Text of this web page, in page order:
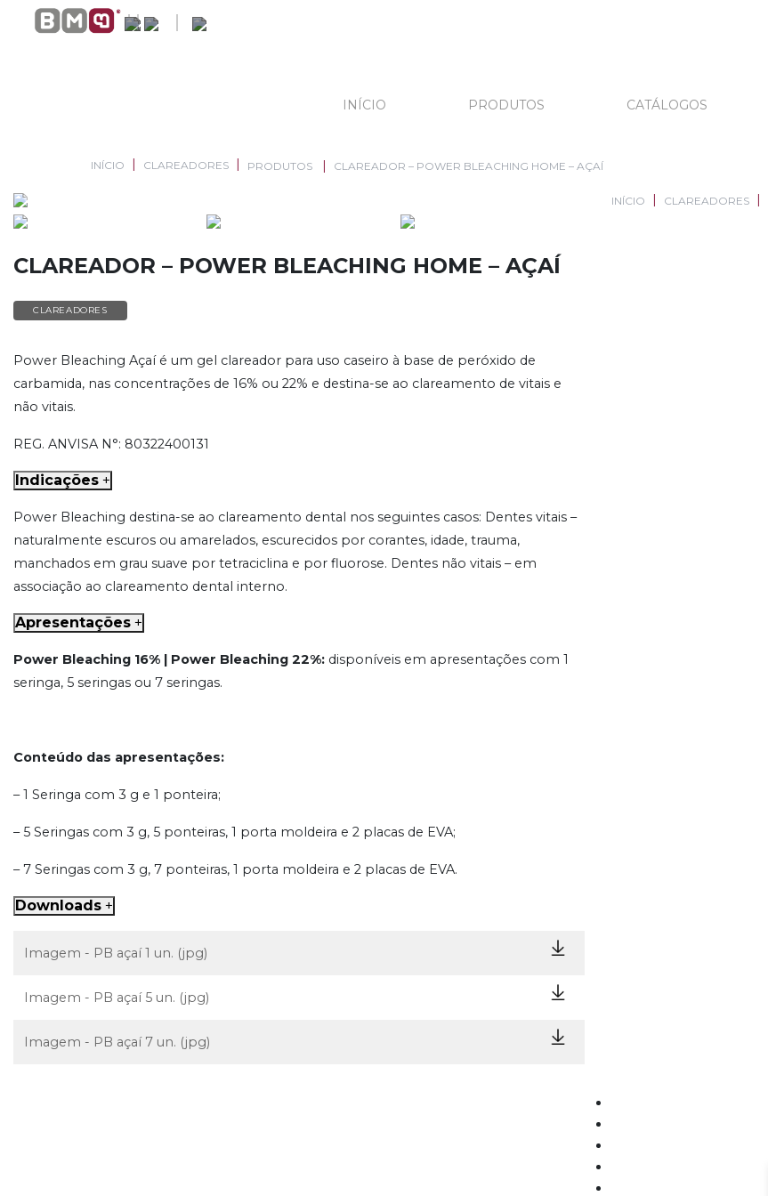
INÍCIO PRODUTOS CATÁLOGOS
INÍCIO CLAREADORES PRODUTOS CLAREADOR – POWER BLEACHING HOME – AÇAÍ
INÍCIO CLAREADORES
CLAREADOR – POWER BLEACHING HOME – AÇAÍ
CLAREADORES
Power Bleaching Açaí é um gel clareador para uso caseiro à base de peróxido de
carbamida, nas concentrações de 16% ou 22% e destina-se ao clareamento de vitais e
não vitais.
REG. ANVISA N°: 80322400131
Indicações +
Power Bleaching destina-se ao clareamento dental nos seguintes casos: Dentes vitais –
naturalmente escuros ou amarelados, escurecidos por corantes, idade, trauma,
manchados em grau suave por tetraciclina e por fluorose. Dentes não vitais – em
associação ao clareamento dental interno.
Apresentações +
Power Bleaching 16% | Power Bleaching 22%: disponíveis em apresentações com 1
seringa, 5 seringas ou 7 seringas.
Conteúdo das apresentações:
– 1 Seringa com 3 g e 1 ponteira;
– 5 Seringas com 3 g, 5 ponteiras, 1 porta moldeira e 2 placas de EVA;
– 7 Seringas com 3 g, 7 ponteiras, 1 porta moldeira e 2 placas de EVA.
Downloads +
Imagem - PB açaí 1 un. (jpg)
Imagem - PB açaí 5 un. (jpg)
Imagem - PB açaí 7 un. (jpg)